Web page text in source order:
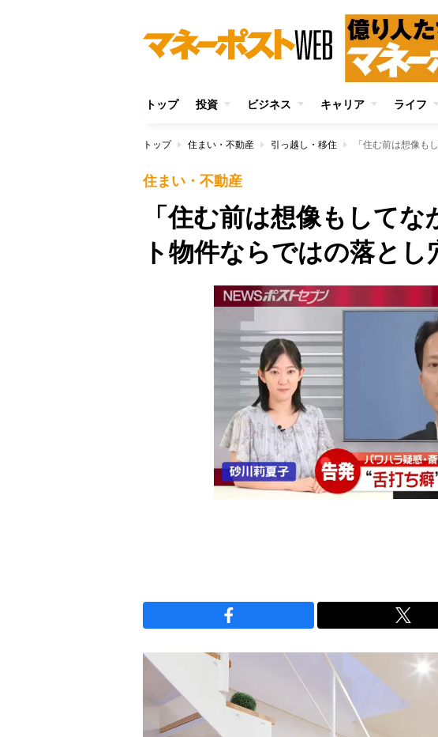
トップ 投資 ビジネス キャリア ライフ
トップ 住まい・不動産 引っ越し・移住 「住む前は想像も
住まい・不動産
「住む前は想像もして
ト物件ならではの落とし